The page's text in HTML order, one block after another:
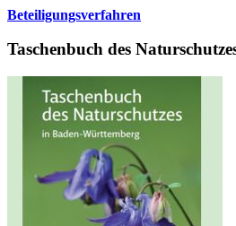
Beteiligungsverfahren
Taschenbuch des